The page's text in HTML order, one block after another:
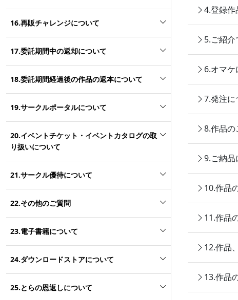
16.再販チャレンジについて
17.委託期間中の返却について
18.委託期間経過後の作品の返本について
19.サークルポータルについて
20.イベントチケット・イベントカタログの取
り扱いについて
21.サークル優待について
22.その他のご質問
23.電子書籍について
24.ダウンロードストアについて
25.とらの恩返しについて
4.登録作
5.ご紹
6.オマケ
7.発注に
8.作品の
9.ご納品
10.作品
11.作品
12.作品
13.作品